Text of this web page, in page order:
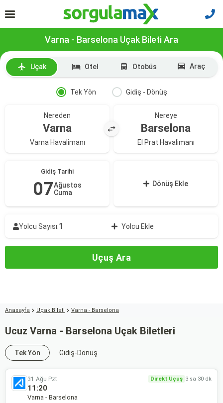
Varna - Barselona Uçak Bileti Ara
Uçak Otel Otobüs Araç
Tek Yön Gidiş - Dönüş
Nereden
Varna
Varna Havalimanı
Nereye
Barselona
El Prat Havalimanı
Gidiş Tarihi
07Ağustos
Cuma
Dönüş Ekle
Yolcu Sayısı:1 Yolcu Ekle
Uçuş Ara
Anasayfa Uçak Bileti Varna - Barselona
Ucuz Varna - Barselona Uçak Biletleri
Tek Yön Gidiş-Dönüş
31 Ağu Pzt Direkt Uçuş 3 sa 30 dk
11:20
Varna - Barselona